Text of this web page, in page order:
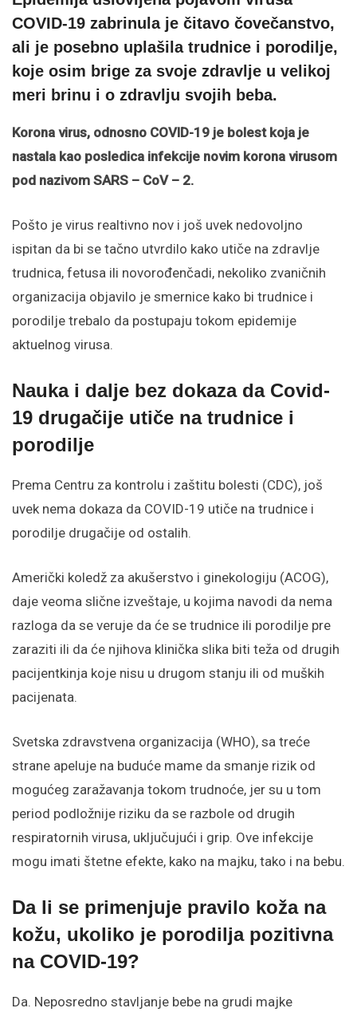
COVID-19 zabrinula je čitavo čovečanstvo,
ali je posebno uplašila trudnice i porodilje,
koje osim brige za svoje zdravlje u velikoj
meri brinu i o zdravlju svojih beba.
Korona virus, odnosno COVID-19 je bolest koja je
nastala kao posledica infekcije novim korona virusom
pod nazivom SARS – CoV – 2.
Pošto je virus realtivno nov i još uvek nedovoljno
ispitan da bi se tačno utvrdilo kako utiče na zdravlje
trudnica, fetusa ili novorođenčadi, nekoliko zvaničnih
organizacija objavilo je smernice kako bi trudnice i
porodilje trebalo da postupaju tokom epidemije
aktuelnog virusa.
Nauka i dalje bez dokaza da Covid-
19 drugačije utiče na trudnice i
porodilje
Prema Centru za kontrolu i zaštitu bolesti (CDC), još
uvek nema dokaza da COVID-19 utiče na trudnice i
porodilje drugačije od ostalih.
Američki koledž za akušerstvo i ginekologiju (ACOG),
daje veoma slične izveštaje, u kojima navodi da nema
razloga da se veruje da će se trudnice ili porodilje pre
zaraziti ili da će njihova klinička slika biti teža od drugih
pacijentkinja koje nisu u drugom stanju ili od muških
pacijenata.
Svetska zdravstvena organizacija (WHO), sa treće
strane apeluje na buduće mame da smanje rizik od
mogućeg zaražavanja tokom trudnoće, jer su u tom
period podložnije riziku da se razbole od drugih
respiratornih virusa, uključujući i grip. Ove infekcije
mogu imati štetne efekte, kako na majku, tako i na bebu.
Da li se primenjuje pravilo koža na
kožu, ukoliko je porodilja pozitivna
na COVID-19?
Da. Neposredno stavljanje bebe na grudi majke